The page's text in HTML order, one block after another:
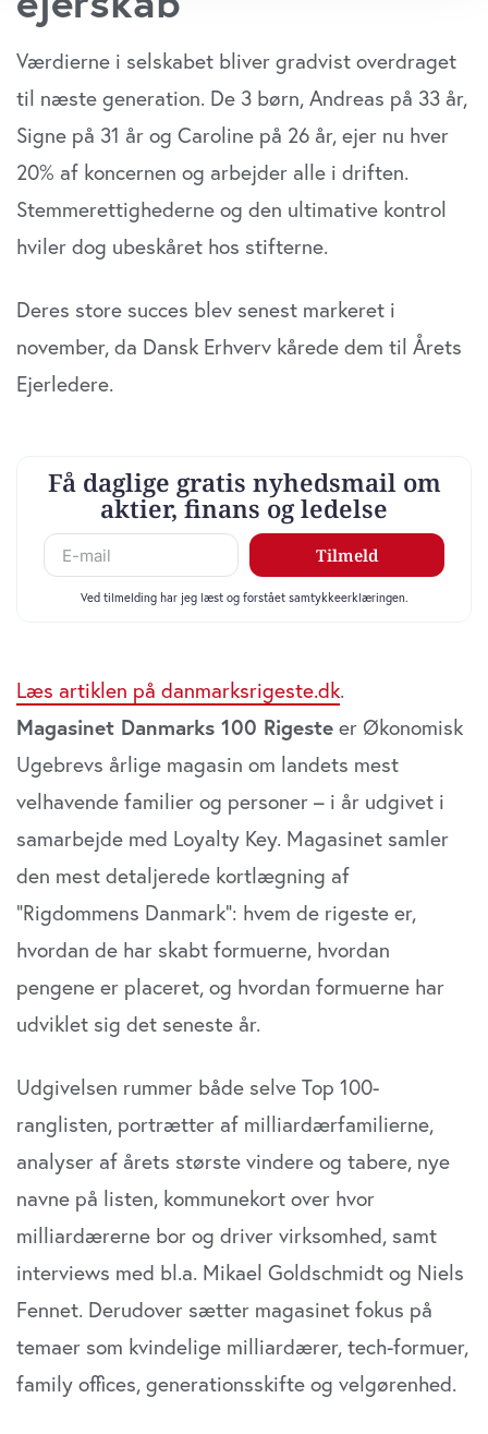
dens unikke karakteristika (fingerprinting)
Vi bruger cookies til at tilpasse vores indhold og
annoncer, til at vise dig funktioner til sociale medier og til
at analysere vores trafik. Vi deler også oplysninger om
din brug af vores website med vores partnere inden for
analysepartnere. Vores partnere kan kombinere disse
data med andre oplysninger, du har givet dem, eller som
samtykker til vores cookies, hvis du fortsætter med at
Værdierne i selskabet bliver gradvist overdraget
til næste generation. De 3 børn, Andreas på 33 år,
Signe på 31 år og Caroline på 26 år, ejer nu hver
20% af koncernen og arbejder alle i driften.
Stemmerettighederne og den ultimative kontrol
hviler dog ubeskåret hos stifterne.
Deres store succes blev senest markeret i
november, da Dansk Erhverv kårede dem til Årets
Ejerledere.
Læs artiklen på danmarksrigeste.dk.
Magasinet Danmarks 100 Rigeste er Økonomisk
Ugebrevs årlige magasin om landets mest
velhavende familier og personer – i år udgivet i
samarbejde med Loyalty Key. Magasinet samler
den mest detaljerede kortlægning af
“Rigdommens Danmark”: hvem de rigeste er,
hvordan de har skabt formuerne, hvordan
pengene er placeret, og hvordan formuerne har
udviklet sig det seneste år.
Udgivelsen rummer både selve Top 100-
ranglisten, portrætter af milliardærfamilierne,
analyser af årets største vindere og tabere, nye
navne på listen, kommunekort over hvor
milliardærerne bor og driver virksomhed, samt
interviews med bl.a. Mikael Goldschmidt og Niels
Fennet. Derudover sætter magasinet fokus på
temaer som kvindelige milliardærer, tech-formuer,
family offices, generationsskifte og velgørenhed.